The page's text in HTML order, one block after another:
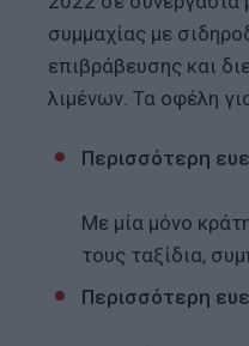
συμμαχίας με
επιβράβευσης και
λιμένων. Τα οφέλη
Περισσότερη
Με μία μόνο
τους ταξίδια,
Περισσότερη